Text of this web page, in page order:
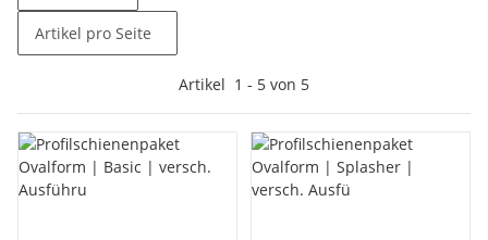
Artikel pro Seite
Artikel 1 - 5 von 5